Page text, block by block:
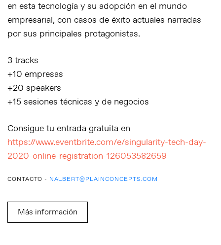
en esta tecnología y su adopción en el mundo
empresarial, con casos de éxito actuales narradas
por sus principales protagonistas.
3 tracks
+10 empresas
+20 speakers
+15 sesiones técnicas y de negocios
Consigue tu entrada gratuita en
https://www.eventbrite.com/e/singularity-tech-day-
2020-online-registration-126053582659
CONTACTO - NALBERT@PLAINCONCEPTS.COM
Más información